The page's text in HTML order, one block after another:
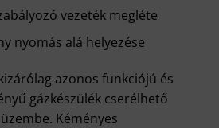
vezeték megléte
nyomás alá helyezése
azonos funkciójú és
gázkészülék cserélhető
Kéményes